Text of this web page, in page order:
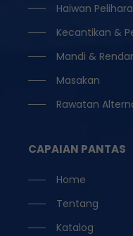
Haiwan
Kecantikan &
Mandi &
Masakan
Rawatan
CAPAIAN PANTAS
Home
Tentang
Katalog